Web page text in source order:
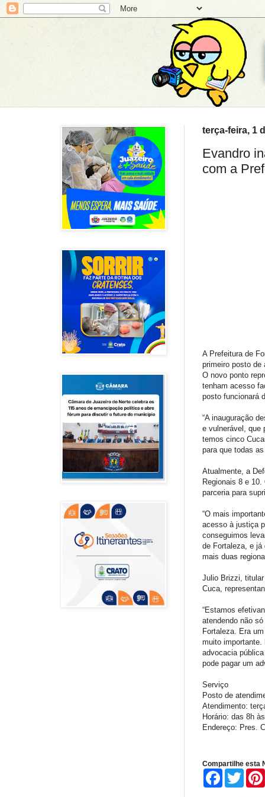
terça-feira, 1
Evandro
com a
A Prefeitura de
primeiro posto de
O novo ponto
tenham acesso
posto funcionará
“A inauguração
e vulnerável, que
temos cinco
para que todas
Atualmente, a
Regionais 8 e
parceria para
“O mais
acesso à justiça
conseguimos
de Fortaleza, e já
mais duas
Julio Brizzi,
Cuca,
“Estamos
atendendo não
Fortaleza. Era
muito importante.
advocacia
pode pagar um
Serviço
Posto de
Atendimento:
Horário: das 8h
Endereço: Pres.
Compartilhe esta
w